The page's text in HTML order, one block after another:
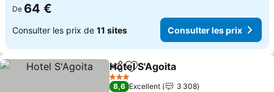
De 64 €
Consulter les prix de 11 sites Consulter les prix
PartagerAjouter à mes favoris
Hotel S'Agoita
3 Étoiles
8,6 Excellent
3 308